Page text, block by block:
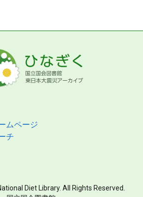
ムページ
チ
Diet Library. All Rights Reserved.